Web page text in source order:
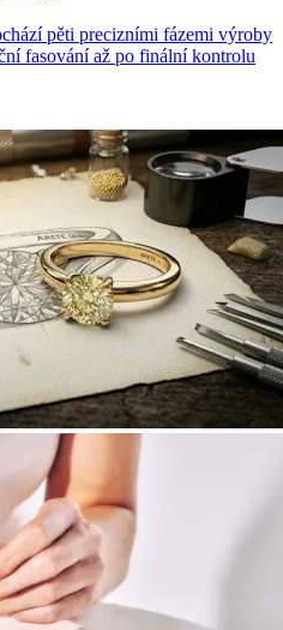
pěti precizními fázemi výroby
fasování až po finální kontrolu